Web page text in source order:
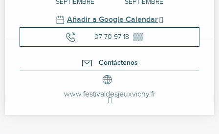
SEPTIEMBRE SEPTIEMBRE
Añadir a Google Calendar
07 70 97 18 ▒▒
Contáctenos
www.festivaldesjeuxvichy.fr